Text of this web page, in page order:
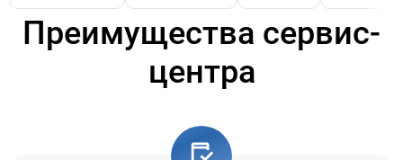
Преимущества сервис-
центра